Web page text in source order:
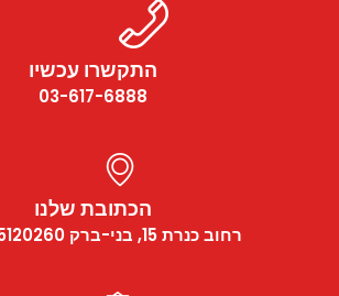
התקשרו עכשיו
03-617-6888
הכתובת שלנו
רחוב כנרת 15, בני-ברק 5120260 ישראל